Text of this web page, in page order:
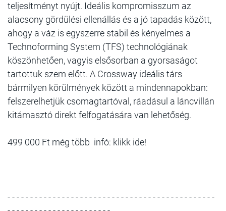
teljesítményt nyújt. Ideális kompromisszum az
alacsony gördülési ellenállás és a jó tapadás között,
ahogy a váz is egyszerre stabil és kényelmes a
Technoforming System (TFS) technológiának
köszönhetően, vagyis elsősorban a gyorsaságot
tartottuk szem előtt. A Crossway ideális társ
bármilyen körülmények között a mindennapokban:
felszerelhetjük csomagtartóval, ráadásul a láncvillán
kitámasztó direkt felfogatására van lehetőség.
499 000 Ft még több infó: klikk ide!
- - - - - - - - - - - - - - - - - - - - - - - - - - - - - - - - - - - - - - - - - - - - - -